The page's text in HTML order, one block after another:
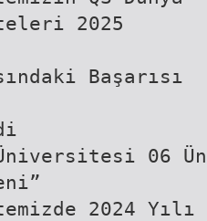
2025
Başarısı
06
2024 Yılı